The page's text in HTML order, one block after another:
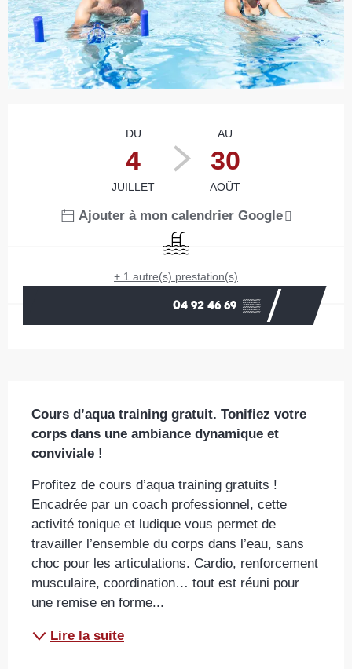
DU
4
JUILLET
AU
30
AOÛT
Ajouter à mon calendrier Google
Piscine
+ 1 autre(s) prestation(s)
04 92 46 69 ▒▒
Cours d’aqua training gratuit. Tonifiez votre
corps dans une ambiance dynamique et
conviviale !
Profitez de cours d’aqua training gratuits !
Encadrée par un coach professionnel, cette
activité tonique et ludique vous permet de
travailler l’ensemble du corps dans l’eau, sans
choc pour les articulations. Cardio, renforcement
musculaire, coordination… tout est réuni pour
une remise en forme...
Lire la suite